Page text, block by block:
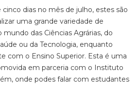
dias no mês de julho, estes são
uma grande variedade de
mundo das Ciências Agrárias, do
ou da Tecnologia, enquanto
com o Ensino Superior. Esta é uma
em parceria com o Instituto
onde podes falar com estudantes